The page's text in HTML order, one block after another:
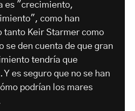
es "crecimiento,
como han
tanto Keir Starmer como
se den cuenta de que gran
tendría que
es seguro que no se han
podrían los mares